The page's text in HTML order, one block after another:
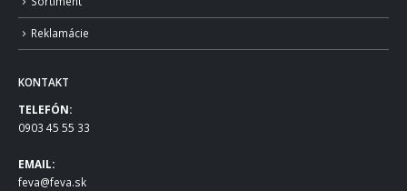
Reklamácie
KONTAKT
TELEFÓN:
0903 45 55 33
EMAIL:
feva@feva.sk